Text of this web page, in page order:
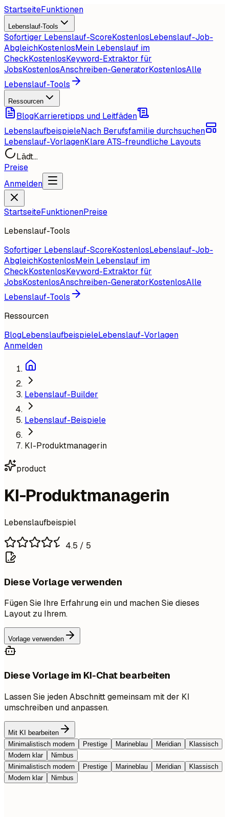
StartseiteFunktionen
Lebenslauf-Tools
Sofortiger Lebenslauf-ScoreKostenlosLebenslauf-Job-
AbgleichKostenlosMein Lebenslauf im
CheckKostenlosKeyword-Extraktor für
JobsKostenlosAnschreiben-GeneratorKostenlosAlle
Lebenslauf-Tools
Ressourcen
BlogKarrieretipps und Leitfäden
LebenslaufbeispieleNach Berufsfamilie durchsuchen
Lebenslauf-VorlagenKlare ATS-freundliche Layouts
Lädt...
Preise
Anmelden
StartseiteFunktionenPreise
Lebenslauf-Tools
Sofortiger Lebenslauf-ScoreKostenlosLebenslauf-Job-
AbgleichKostenlosMein Lebenslauf im
CheckKostenlosKeyword-Extraktor für
JobsKostenlosAnschreiben-GeneratorKostenlosAlle
Lebenslauf-Tools
Ressourcen
BlogLebenslaufbeispieleLebenslauf-Vorlagen
Anmelden
Lebenslauf-Builder
Lebenslauf-Beispiele
KI-Produktmanagerin
product
KI-Produktmanagerin
Lebenslaufbeispiel
4.5 / 5
Diese Vorlage verwenden
Fügen Sie Ihre Erfahrung ein und machen Sie dieses
Layout zu Ihrem.
Vorlage verwenden
Diese Vorlage im KI-Chat bearbeiten
Lassen Sie jeden Abschnitt gemeinsam mit der KI
umschreiben und anpassen.
Mit KI bearbeiten
Minimalistisch modern
Prestige Marineblau Meridian
Klassisch
Modern klar
Nimbus
Minimalistisch modern
Prestige Marineblau Meridian
Klassisch
Modern klar
Nimbus